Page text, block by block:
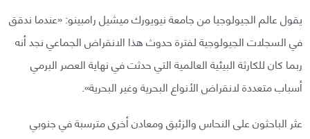
يقول عالم الجيولوجيا من جامعة نيويورك ميشيل رامبينو: «عندما ندقق
في السجلات الجيولوجية لفترة حدوث هذا الانقراض الجماعي نجد أنه
ربما كان للكارثة البيئية العالمية التي حدثت في نهاية العصر البرمي
أسباب متعددة لانقراض الأنواع البحرية وغير البحرية».
عثر الباحثون على النحاس والزئبق ومعادن أخرى مترسبة في جنوبي